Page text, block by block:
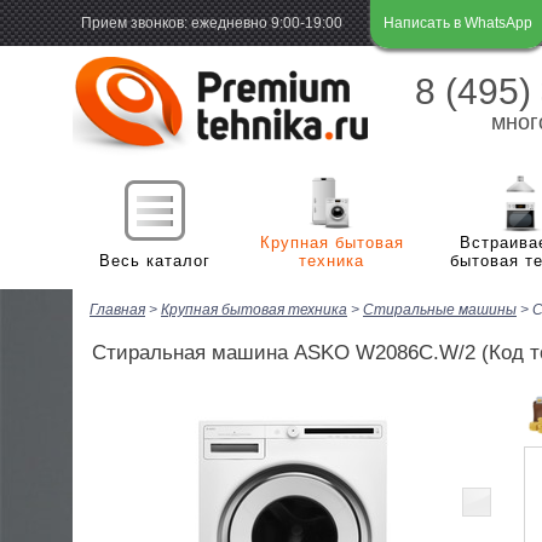
Прием звонков: ежедневно 9:00-19:00 Написать в WhatsApp
8 (495)
Весь каталог
Холодильная и морозильная техника
Плиты
Посудомоечные машины
Крупная бытовая
техника
бытовая
Главная > Крупная бытовая техника > Стиральные машины >
Стиральная машина ASKO W2086С.W/2 (Код